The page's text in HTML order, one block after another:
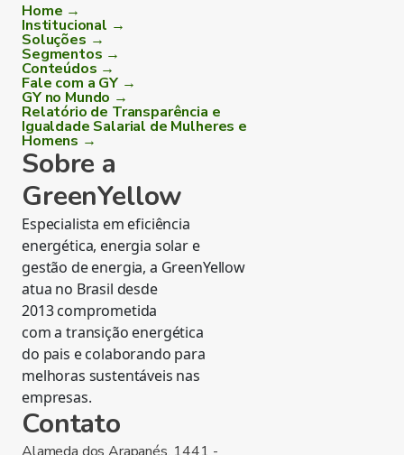
Home →
Institucional →
Soluções →
Segmentos →
Conteúdos →
Fale com a GY →
GY no Mundo →
Relatório de Transparência e
Igualdade Salarial de Mulheres e
Homens →
Sobre a
GreenYellow
Especialista em eficiência
energética, energia solar e
gestão de energia, a GreenYellow
atua no Brasil desde
2013 comprometida
com a transição energética
do pais e colaborando para
melhoras sustentáveis nas
empresas.
Contato